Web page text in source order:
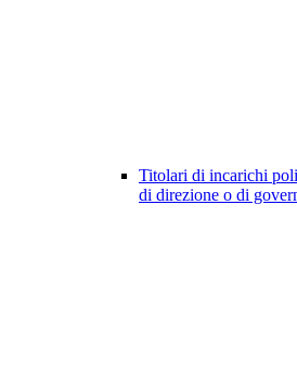
Titolari di incarichi
di direzione o di